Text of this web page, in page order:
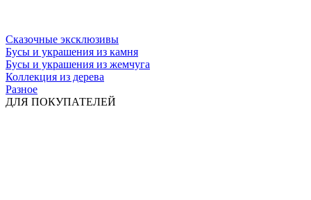
Сказочные эксклюзивы
Бусы и украшения из камня
Бусы и украшения из жемчуга
Коллекция из дерева
Разное
ДЛЯ ПОКУПАТЕЛЕЙ